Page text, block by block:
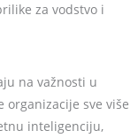
za vodstvo i
na važnosti u
organizacije sve više
inteligenciju,